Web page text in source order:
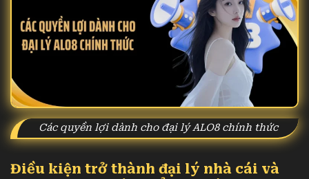
Các quyền lợi dành cho đại lý ALO8 chính thức
Điều kiện trở thành đại lý nhà cái và